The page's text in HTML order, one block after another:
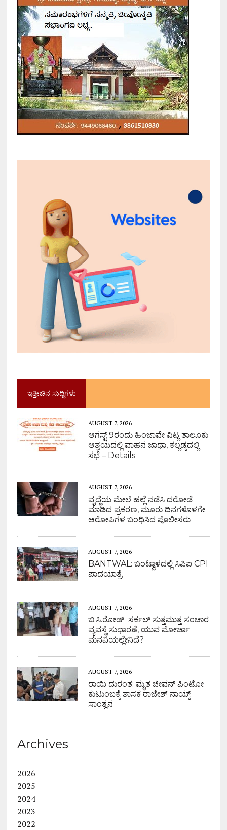
ಇತ್ತೀಚಿನ ಸುದ್ದಿಗಳು
AUGUST 7, 2026
ಆಗಸ್ಟ್ 9ರಂದು ಹಿಂಜಾವೇ ವಿಟ್ಲ ತಾಲೂಕು
ಆಶ್ರಯದಲ್ಲಿ ವಾಹನ ಜಾಥಾ, ಕಲ್ಲಡ್ಕದಲ್ಲಿ
ಸಭೆ – Details
AUGUST 7, 2026
ವೃದ್ಧೆಯ ಮೇಲೆ ಹಲ್ಲೆ ನಡೆಸಿ ದರೋಡೆ
ಮಾಡಿದ ಪ್ರಕರಣ, ಮೂರು ದಿನಗಳೊಳಗೇ
ಆರೋಪಿಗಳ ಬಂಧಿಸಿದ ಪೊಲೀಸರು
AUGUST 7, 2026
BANTWAL: ಬಂಟ್ವಾಳದಲ್ಲಿ ಸಿಪಿಐ CPI
ಪಾದಯಾತ್ರೆ
AUGUST 7, 2026
ಬಿ.ಸಿ.ರೋಡ್ ಸರ್ಕಲ್ ಸುತ್ತಮುತ್ತ ಸಂಚಾರ
ವ್ಯವಸ್ಥೆ ಸುಧಾರಣೆ, ಯುವ ಮೋರ್ಚಾ
ಮನವಿಯಲ್ಲೇನಿದೆ?
AUGUST 7, 2026
ರಾಯಿ ದುರಂತ: ಮೃತ ಜೀವನ್ ಪಿಂಟೋ
ಕುಟುಂಬಕ್ಕೆ ಶಾಸಕ ರಾಜೇಶ್ ನಾಯ್ಕ್
ಸಾಂತ್ವನ
Archives
2026
2025
2024
2023
2022